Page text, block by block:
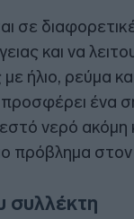
σε
και να
ήλιο, ρεύμα
ένα
νερό ακόμη
πρόβλημα
συλλέκτη